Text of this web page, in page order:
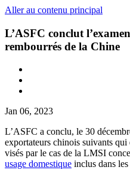
Aller au contenu principal
L’ASFC conclut
rembourrés de la Chine
Jan 06, 2023
L’ASFC a conclu, le 30
exportateurs chinois suivants
visés par le cas de la LMSI
usage domestique inclus dans